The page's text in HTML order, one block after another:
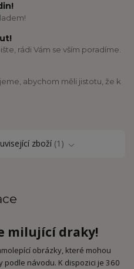
rádi Vám se vším poradíme.
abychom měli jistotu, že k
zboží 1
milující draky!
obrázky, které mohou
návodu. K dispozici je 360